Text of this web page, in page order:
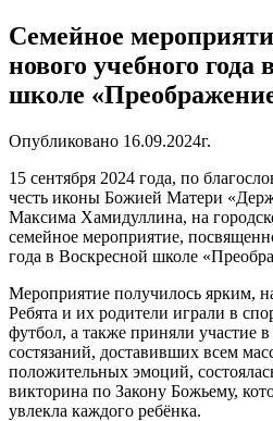
Семейное
нового учебного года
школе
Опубликовано 16.09.2024г.
15 сентября 2024 года, по
честь иконы Божией Матери
Максима Хамидуллина, на
семейное мероприятие,
года в Воскресной школе
Мероприятие получилось ярким,
Ребята и их родители играли в
футбол, а также приняли участие
состязаний, доставивших всем
положительных эмоций,
викторина по Закону Божьему,
увлекла каждого ребёнка.